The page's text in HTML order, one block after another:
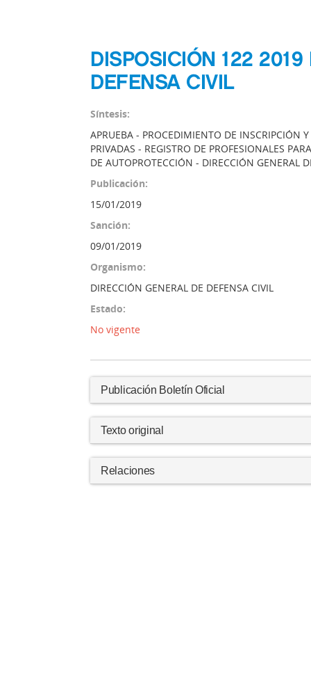
DISPOSICIÓN 122
DEFENSA CIVIL
Síntesis:
APRUEBA - PROCEDIMIENTO DE INSCRIPCIÓN
PRIVADAS - REGISTRO DE PROFESIONALES
DE AUTOPROTECCIÓN - DIRECCIÓN GENERAL
Publicación:
15/01/2019
Sanción:
09/01/2019
Organismo:
DIRECCIÓN GENERAL DE DEFENSA CIVIL
Estado:
No vigente
Publicación Boletín Oficial
Texto original
Relaciones